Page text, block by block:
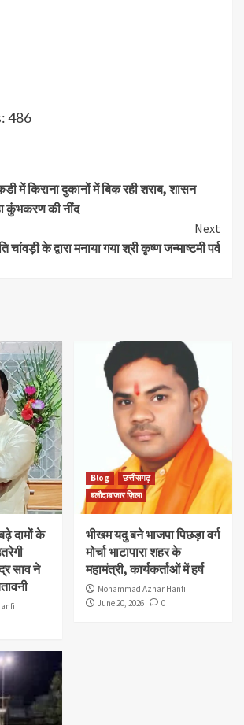
486
में किराना दुकानों में बिक रही शराब, शासन
कुंभकरण की नींद
Next
चांवड़ी के द्वारा मनाया गया श्री कृष्ण जन्माष्टमी पर्व
दामों के
साव ने
Blog
छत्तीसगढ़
बलौदाबाजार ज़िला
भीखम यदु बने भाजपा पिछड़ा वर्ग
मोर्चा भाटापारा शहर के
महामंत्री, कार्यकर्ताओं में हर्ष
Mohammad Azhar Hanfi
June 20, 2026
0